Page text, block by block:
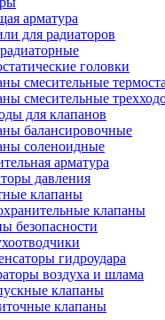
арматура
для радиаторов
головки
смесительные
смесительные
для клапанов
балансировочные
соленоидные
арматура
давления
клапаны
клапаны
безопасности
гидроудара
воздуха и шлама
клапаны
клапаны